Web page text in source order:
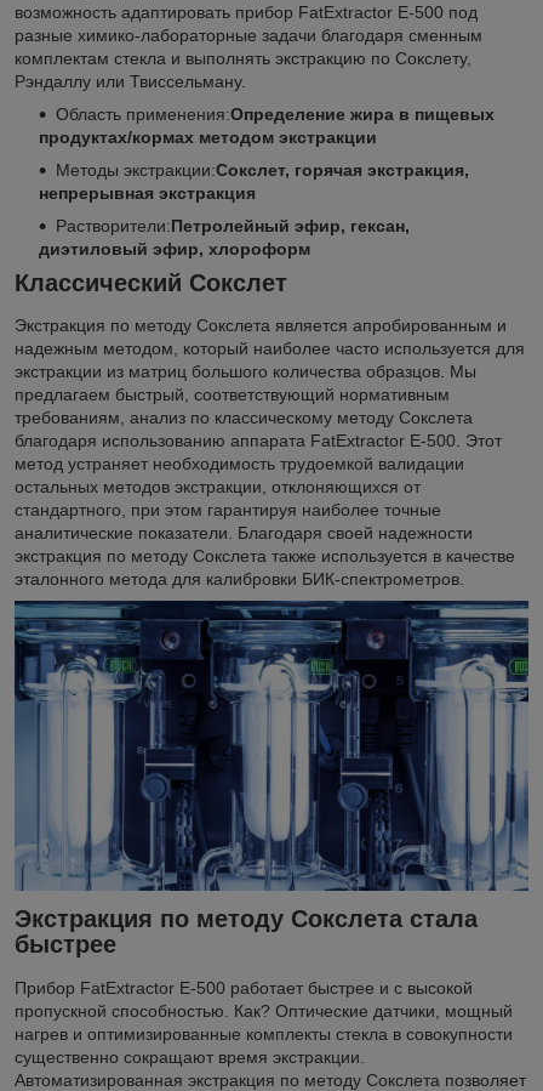
возможность адаптировать прибор FatExtractor E-500 под
разные химико-лабораторные задачи благодаря сменным
комплектам стекла и выполнять экстракцию по Сокслету,
Рэндаллу или Твиссельману.
Область применения:Определение жира в пищевых
продуктах/кормах методом экстракции
Методы экстракции:Сокслет, горячая экстракция,
непрерывная экстракция
Растворители:Петролейный эфир, гексан,
диэтиловый эфир, хлороформ
Классический Сокслет
Экстракция по методу Сокслета является апробированным и
надежным методом, который наиболее часто используется для
экстракции из матриц большого количества образцов. Мы
предлагаем быстрый, соответствующий нормативным
требованиям, анализ по классическому методу Сокслета
благодаря использованию аппарата FatExtractor E-500. Этот
метод устраняет необходимость трудоемкой валидации
остальных методов экстракции, отклоняющихся от
стандартного, при этом гарантируя наиболее точные
аналитические показатели. Благодаря своей надежности
экстракция по методу Сокслета также используется в качестве
эталонного метода для калибровки БИК-спектрометров.
Экстракция по методу Сокслета стала
быстрее
Прибор FatExtractor E-500 работает быстрее и с высокой
пропускной способностью. Как? Оптические датчики, мощный
нагрев и оптимизированные комплекты стекла в совокупности
существенно сокращают время экстракции.
Автоматизированная экстракция по методу Сокслета позволяет